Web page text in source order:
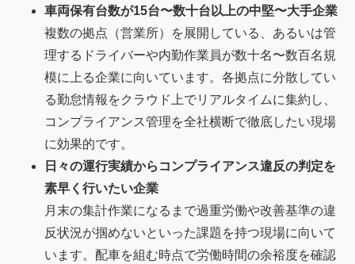
車両保有台数が15台〜数十台以上の中堅〜大手企業
複数の拠点（営業所）を展開している、あるいは管
理するドライバーや内勤作業員が数十名〜数百名規
模に上る企業に向いています。各拠点に分散してい
る勤怠情報をクラウド上でリアルタイムに集約し、
コンプライアンス管理を全社横断で徹底したい現場
に効果的です。
日々の運行実績からコンプライアンス違反の判定を
素早く行いたい企業
月末の集計作業になるまで過重労働や改善基準の違
反状況が掴めないといった課題を持つ現場に向いて
います。配車を組む時点で労働時間の余裕度を確認